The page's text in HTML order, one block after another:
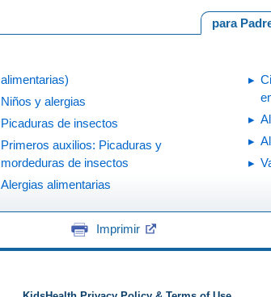
para
alimentarias)
Niños y alergias
Picaduras de insectos
Primeros auxilios: Picaduras y
mordeduras de insectos
Alergias alimentarias
Imprimir